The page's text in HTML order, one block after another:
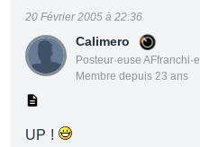
Calimero
Posteur·euse AFfranchi·e
Membre depuis 23 ans
20 Février 2005 à 22:36
UP !